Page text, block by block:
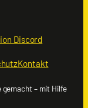
Discord
Kontakt
– mit Hilfe